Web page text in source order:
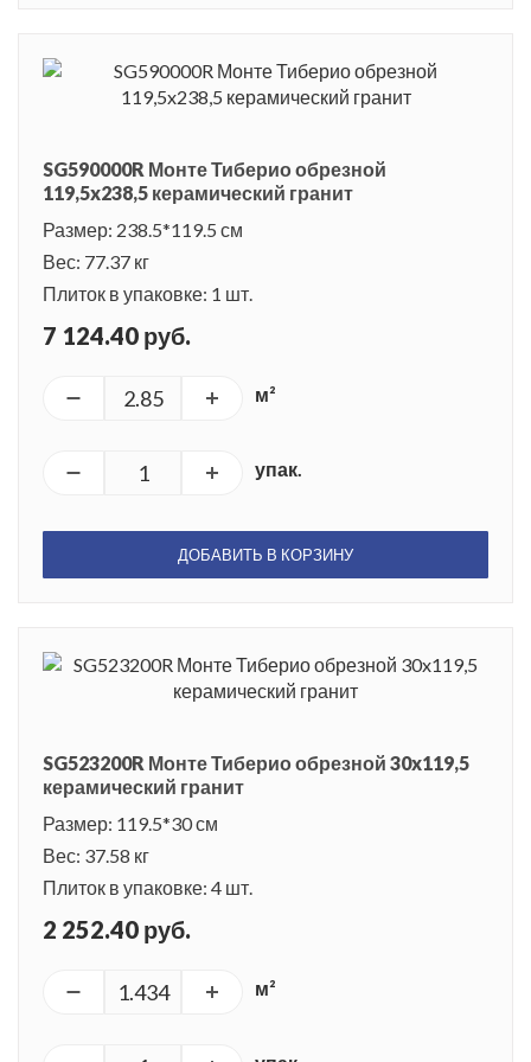
SG590000R Монте Тиберио обрезной
119,5x238,5 керамический гранит
Размер: 238.5*119.5 см
Вес: 77.37 кг
Плиток в упаковке: 1 шт.
7 124.40 руб.
м²
упак.
ДОБАВИТЬ В КОРЗИНУ
SG523200R Монте Тиберио обрезной 30x119,5
керамический гранит
Размер: 119.5*30 см
Вес: 37.58 кг
Плиток в упаковке: 4 шт.
2 252.40 руб.
м²